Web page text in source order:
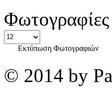
Εκτύπωση Φωτογραφιών
© 2014 by